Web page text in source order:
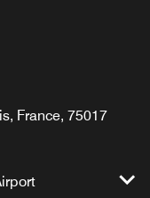
France, 75017